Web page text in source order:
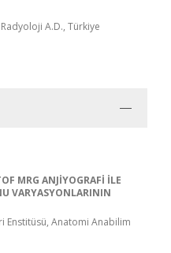
A.D., Türkiye
MRG ANJİYOGRAFİ İLE
VARYASYONLARININ
Enstitüsü, Anatomi Anabilim